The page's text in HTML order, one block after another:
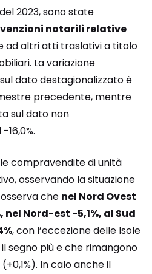
2023, sono state
notarili relative
ad altri atti traslativi a titolo
La variazione
dato destagionalizzato è
precedente, mentre
sul dato non
compravendite di unità
osservando la situazione
che nel Nord Ovest
nel Nord-est -5,1%, al Sud
, con l’eccezione delle Isole
segno più e che rimangono
In calo anche il